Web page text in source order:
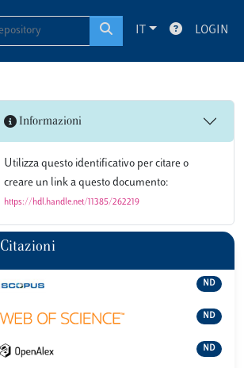
IT LOGIN
Informazioni
Utilizza questo identificativo per citare o
creare un link a questo documento:
https://hdl.handle.net/11385/262219
Citazioni
ND
ND
ND